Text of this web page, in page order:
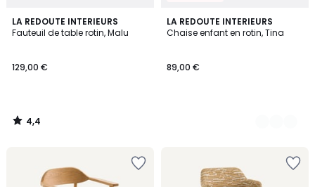
LA REDOUTE INTERIEURS
Fauteuil de table rotin, Malu
129,00 €
4,4
/ 5
4,4
/
LA REDOUTE INTERIEURS
Chaise enfant en rotin, Tina
89,00 €
2
Couleurs